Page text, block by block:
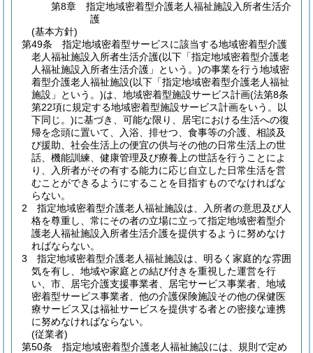
第8章
指定地域密着型介護老人福祉施設入所者生活介
護
(基本方針)
第49条
指定地域密着型サービスに該当する地域密着型介護
老人福祉施設入所者生活介護(以下「指定地域密着型介護老
人福祉施設入所者生活介護」という。)の事業を行う地域密
着型介護老人福祉施設(以下「指定地域密着型介護老人福祉
施設」という。)は、地域密着型施設サービス計画(法第8条
第22項に規定する地域密着型施設サービス計画をいう。以
下同じ。)に基づき、可能な限り、居宅における生活への復
帰を念頭に置いて、入浴、排せつ、食事等の介護、相談及
び援助、社会生活上の便宜の供与その他の日常生活上の世
話、機能訓練、健康管理及び療養上の世話を行うことによ
り、入所者がその有する能力に応じ自立した日常生活を営
むことができるようにすることを目指すものでなければな
らない。
2
指定地域密着型介護老人福祉施設は、入所者の意思及び人
格を尊重し、常にその者の立場に立って指定地域密着型介
護老人福祉施設入所者生活介護を提供するように努めなけ
ればならない。
3
指定地域密着型介護老人福祉施設は、明るく家庭的な雰囲
気を有し、地域や家庭との結び付きを重視した運営を行
い、市、居宅介護支援事業者、居宅サービス事業者、地域
密着型サービス事業者、他の介護保険施設その他の保健医
療サービス又は福祉サービスを提供する者との密接な連携
に努めなければならない。
(従業者)
第50条
指定地域密着型介護老人福祉施設には、規則で定め